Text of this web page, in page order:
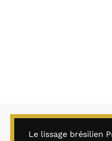
Le lissage brésilien